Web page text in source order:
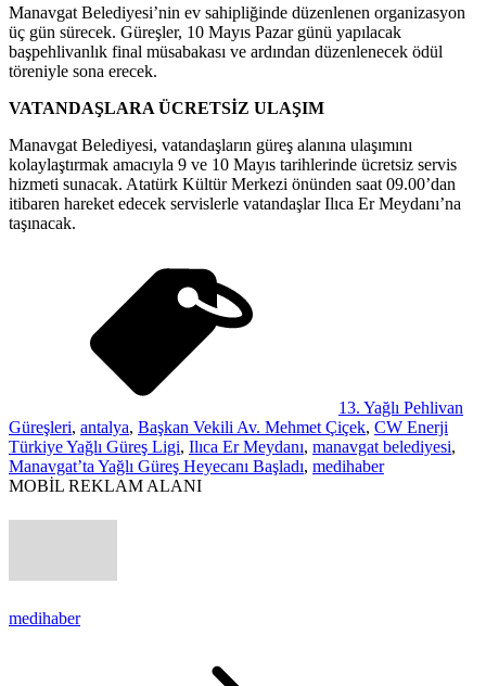
Manavgat Belediyesi’nin ev sahipliğinde düzenlenen organizasyon
üç gün sürecek. Güreşler, 10 Mayıs Pazar günü yapılacak
başpehlivanlık final müsabakası ve ardından düzenlenecek ödül
töreniyle sona erecek.
VATANDAŞLARA ÜCRETSİZ ULAŞIM
Manavgat Belediyesi, vatandaşların güreş alanına ulaşımını
kolaylaştırmak amacıyla 9 ve 10 Mayıs tarihlerinde ücretsiz servis
hizmeti sunacak. Atatürk Kültür Merkezi önünden saat 09.00’dan
itibaren hareket edecek servislerle vatandaşlar Ilıca Er Meydanı’na
taşınacak.
13. Yağlı Pehlivan
Güreşleri, antalya, Başkan Vekili Av. Mehmet Çiçek, CW Enerji
Türkiye Yağlı Güreş Ligi, Ilıca Er Meydanı, manavgat belediyesi,
Manavgat’ta Yağlı Güreş Heyecanı Başladı, medihaber
MOBİL REKLAM ALANI
medihaber